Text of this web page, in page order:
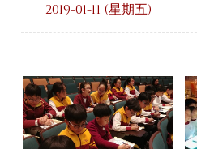
2019-01-11 (星期五)